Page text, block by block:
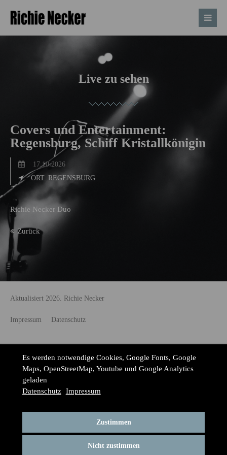
Live zu sehen
Covers und Entertainment:
Regensburg, Schiff Kristallkönigin
17.10.2026
ORT: REGENSBURG
Richie Necker Duo
Zurück
Aktualisiert 2026. Richie Necker
Impressum Datenschutz
Es werden notwendige Cookies, Google Fonts, Google
Maps, OpenStreetMap, Youtube und Google Analytics
geladen
Datenschutz Impressum
Zustimmen
Nicht zustimmen